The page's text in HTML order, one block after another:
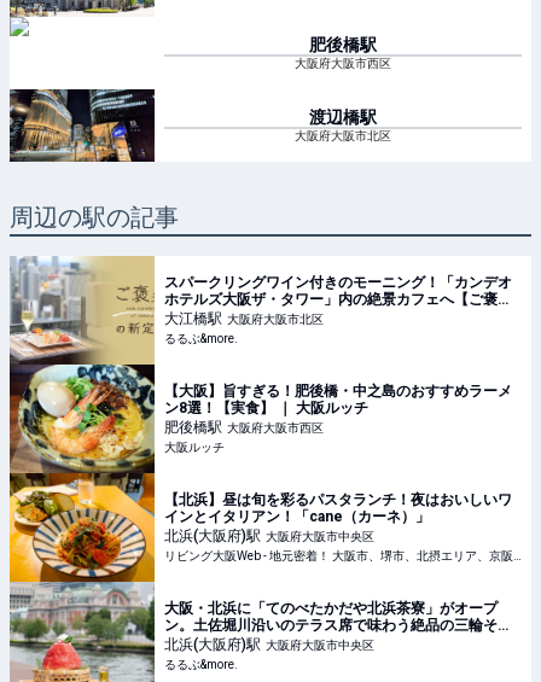
肥後橋駅
大阪府大阪市西区
渡辺橋駅
大阪府大阪市北区
周辺の駅の記事
スパークリングワイン付きのモーニング！「カンデオ
ホテルズ大阪ザ・タワー」内の絶景カフェへ【ご褒美
の新定番】｜るるぶ&more.
大江橋駅 大阪府大阪市北区
るるぶ&more.
【大阪】旨すぎる！肥後橋・中之島のおすすめラーメ
ン8選！【実食】 ｜ 大阪ルッチ
肥後橋駅 大阪府大阪市西区
大阪ルッチ
【北浜】昼は旬を彩るパスタランチ！夜はおいしいワ
インとイタリアン！「cane（カーネ）」
北浜(大阪府)駅 大阪府大阪市中央区
大阪・北浜に「てのべたかだや北浜茶寮」がオープ
ン。土佐堀川沿いのテラス席で味わう絶品の三輪そう
めん&季節限定のかき氷｜るるぶ&more.
北浜(大阪府)駅 大阪府大阪市中央区
るるぶ&more.